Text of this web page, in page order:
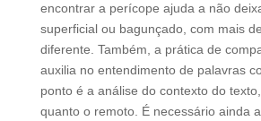
encontrar a perícope ajuda a não
superficial ou bagunçado, com mais
diferente. Também, a prática de
auxilia no entendimento de palavras
ponto é a análise do contexto do
quanto o remoto. É necessário ainda